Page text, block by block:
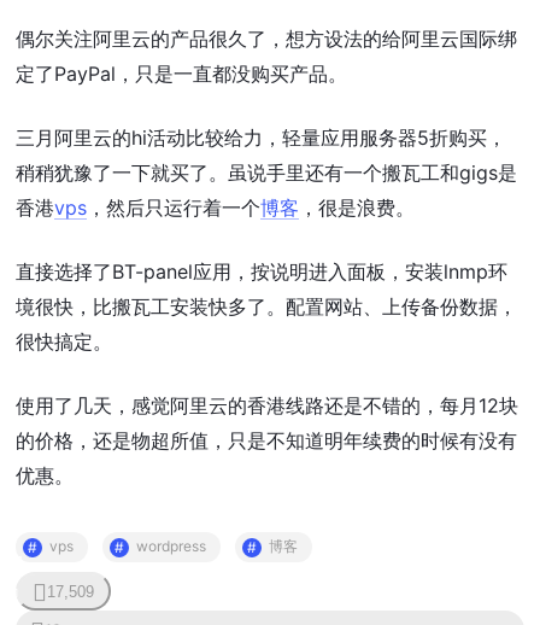
偶尔关注阿里云的产品很久了，想方设法的给阿里云国际绑
定了PayPal，只是一直都没购买产品。
三月阿里云的hi活动比较给力，轻量应用服务器5折购买，
稍稍犹豫了一下就买了。虽说手里还有一个搬瓦工和gigs是
香港vps ，然后只运行着一个博客 ，很是浪费。
直接选择了BT-panel应用，按说明进入面板，安装lnmp环
境很快，比搬瓦工安装快多了。配置网站、上传备份数据，
很快搞定。
使用了几天，感觉阿里云的香港线路还是不错的，每月12块
的价格，还是物超所值，只是不知道明年续费的时候有没有
优惠。
vps wordpress 博客
17,509